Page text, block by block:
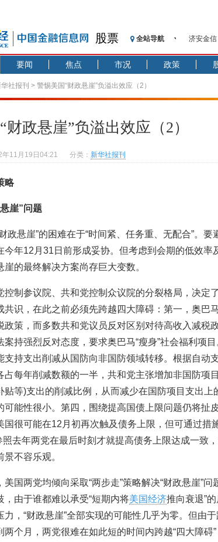
股票 全站导航
济安金信
【见·闻
记者手
【见·
济安金
【新华
央行公
基本面
恒生聚
要闻 焦点 市况 政策
华社报刊 > 警惕美国“财政悬崖”负溢出效应（2）
财政悬崖”负溢出效应（2）
年11月19日04:21 分类： 新华社报刊
略
崖”问题
政悬崖”的困难在于“时间紧、任务重、无配合”。要
今年12月31日前形成妥协。但考虑到会期的低效率
崖的最终解决方案尚存巨大变数。
控制参议院、共和党控制众议院的分裂格局，决定
共识，在此之前必须先跨越四大障碍：第一，奥巴
政策，而多数共和党议员反对区别对待高收入减税
案持强烈反对态度，要求奥巴马“瘦身”社会福利项
支持支出削减从国防向非国防领域转移。根据自动
占每年削减数额的一半，共和党主张增加非国防项
贴等)支出的削减比例，从而减少在国防项目支出上
可能性很小。第四，围绕提高国债上限问题仍将扯
国很可能在12月初再次触及债务上限，但可通过措
照去年两党在最后时刻才就提高债务上限达成一致
不容乐观。
美国两党均倾向采取“两步走”策略解决“财政悬崖”问
，由于谁都难以承受“短期内将美国经济推向衰退”
力，“财政悬崖”全部实现的可能性几乎为零。但由于
个月，两党很难在如此短的时间内跨越“四大障碍”